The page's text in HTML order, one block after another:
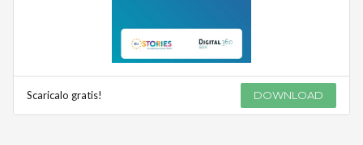
Scaricalo gratis! DOWNLOAD